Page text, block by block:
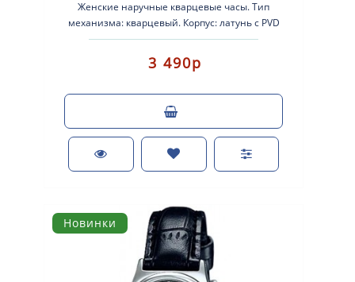
Женские наручные кварцевые часы. Тип
механизма: кварцевый. Корпус: латунь с PVD
покрытие..
3 490р
Новинки